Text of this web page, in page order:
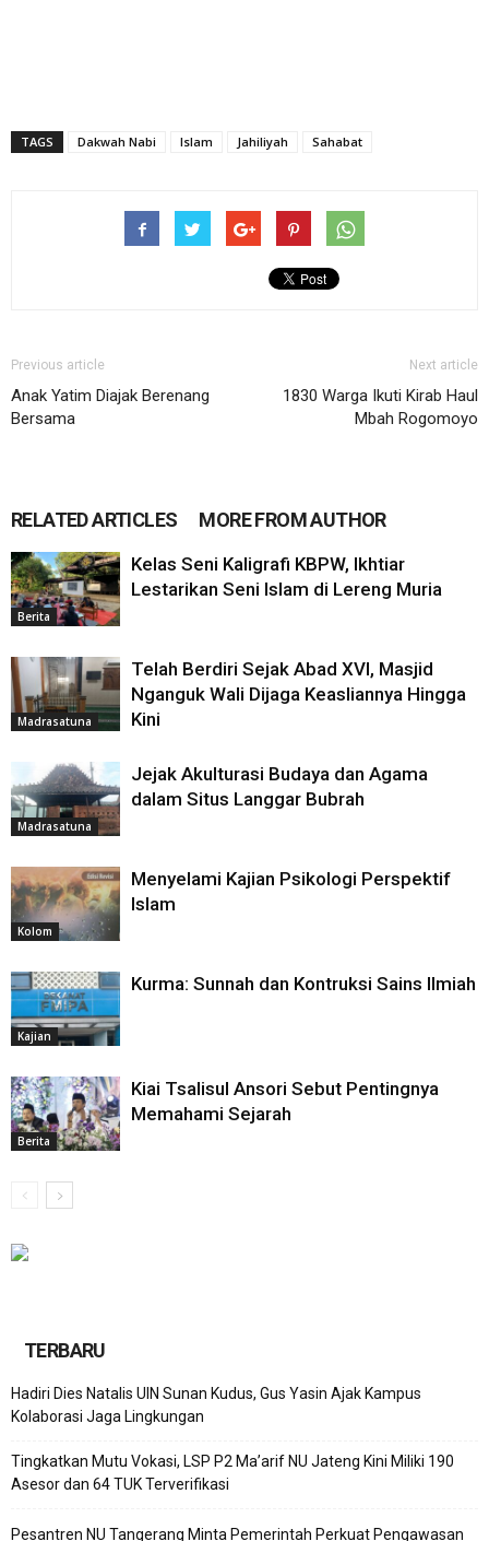
TAGS Dakwah Nabi Islam Jahiliyah Sahabat
Previous article
Anak Yatim Diajak Berenang
Bersama
Next article
1830 Warga Ikuti Kirab Haul
Mbah Rogomoyo
RELATED ARTICLES MORE FROM AUTHOR
Berita
Kelas Seni Kaligrafi KBPW, Ikhtiar
Lestarikan Seni Islam di Lereng Muria
Madrasatuna
Telah Berdiri Sejak Abad XVI, Masjid
Nganguk Wali Dijaga Keasliannya Hingga
Kini
Madrasatuna
Jejak Akulturasi Budaya dan Agama
dalam Situs Langgar Bubrah
Kolom
Menyelami Kajian Psikologi Perspektif
Islam
Kajian
Kurma: Sunnah dan Kontruksi Sains Ilmiah
Berita
Kiai Tsalisul Ansori Sebut Pentingnya
Memahami Sejarah
TERBARU
Hadiri Dies Natalis UIN Sunan Kudus, Gus Yasin Ajak Kampus
Kolaborasi Jaga Lingkungan
Tingkatkan Mutu Vokasi, LSP P2 Ma’arif NU Jateng Kini Miliki 190
Asesor dan 64 TUK Terverifikasi
Pesantren NU Tangerang Minta Pemerintah Perkuat Pengawasan